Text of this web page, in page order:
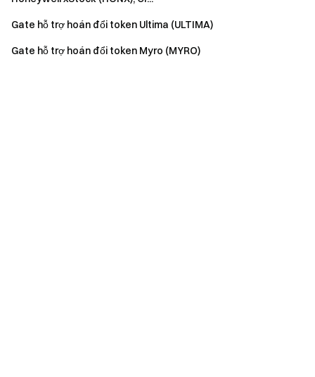
Gate hỗ trợ hoán đổi token Ultima (ULTIMA)
Gate hỗ trợ hoán đổi token Myro (MYRO)